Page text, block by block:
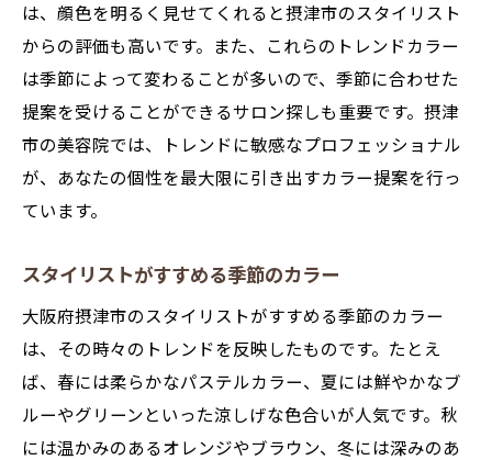
は、顔色を明るく見せてくれると摂津市のスタイリスト
からの評価も高いです。また、これらのトレンドカラー
は季節によって変わることが多いので、季節に合わせた
提案を受けることができるサロン探しも重要です。摂津
市の美容院では、トレンドに敏感なプロフェッショナル
が、あなたの個性を最大限に引き出すカラー提案を行っ
ています。
スタイリストがすすめる季節のカラー
大阪府摂津市のスタイリストがすすめる季節のカラー
は、その時々のトレンドを反映したものです。たとえ
ば、春には柔らかなパステルカラー、夏には鮮やかなブ
ルーやグリーンといった涼しげな色合いが人気です。秋
には温かみのあるオレンジやブラウン、冬には深みのあ